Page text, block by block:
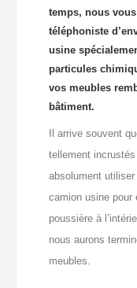
temps, nous
téléphoniste
usine
particules
vos meubles
bâtiment.
Il arrive souvent
tellement
absolument
camion usine pour
poussière à
nous aurons
meubles.